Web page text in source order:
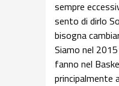
sempre
sento di dirlo
bisogna
Siamo nel
fanno nel
principalmente